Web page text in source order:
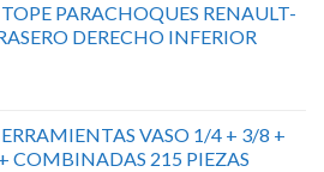
PARACHOQUES RENAULT-
DERECHO INFERIOR
VASO 1/4 + 3/8 +
COMBINADAS 215 PIEZAS